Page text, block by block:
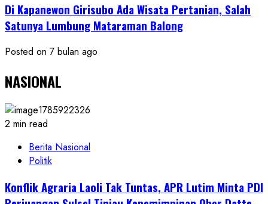
Di Kapanewon Girisubo Ada Wisata Pertanian, Salah
Satunya Lumbung Mataraman Balong
Posted on 7 bulan ago
NASIONAL
2 min read
Berita Nasional
Politik
Konflik Agraria Laoli Tak Tuntas, APR Lutim Minta PDI